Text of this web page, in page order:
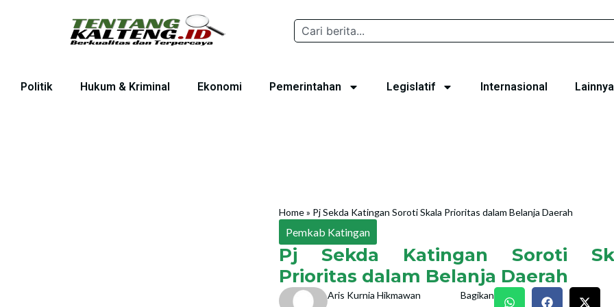
Politik Hukum & Kriminal Ekonomi Pemerintahan Legislatif Internasional Lainnya
Home» Pj Sekda Katingan Soroti Skala Prioritas dalam Belanja Daerah
Pemkab Katingan
Pj Sekda Katingan Soroti
Prioritas dalam Belanja Daerah
Aris Kurnia Hikmawan Bagikan